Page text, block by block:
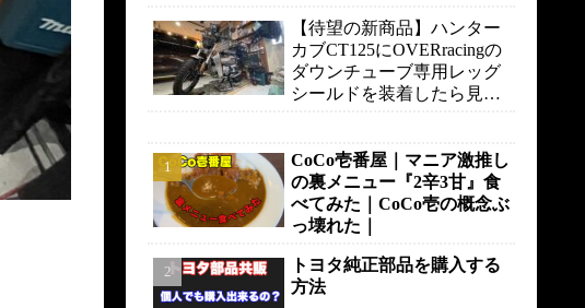
【待望の新商品】ハンター
カブCT125にOVERracingの
ダウンチューブ専用レッグ
シールドを装着したら見た
CoCo壱番屋｜マニア激推し
の裏メニュー『2辛3甘』食
べてみた｜CoCo壱の概念ぶ
っ壊れた｜
トヨタ純正部品を購入する
方法